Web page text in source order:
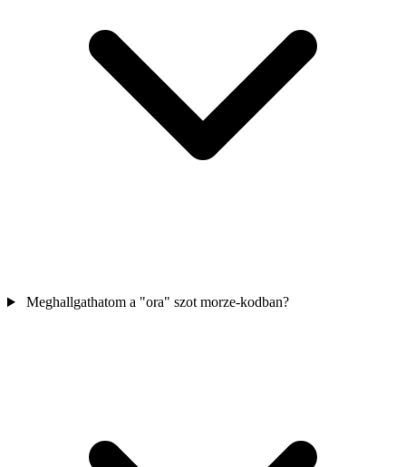
Meghallgathatom a "ora" szot morze-kodban?